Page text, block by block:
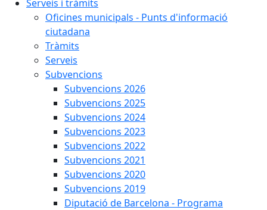
Serveis i tràmits
Oficines municipals - Punts d'informació
ciutadana
Tràmits
Serveis
Subvencions
Subvencions 2026
Subvencions 2025
Subvencions 2024
Subvencions 2023
Subvencions 2022
Subvencions 2021
Subvencions 2020
Subvencions 2019
Diputació de Barcelona - Programa